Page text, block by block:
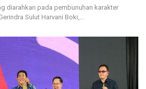
diarahkan pada pembunuhan karakter
Sulut Harvani Boki,…